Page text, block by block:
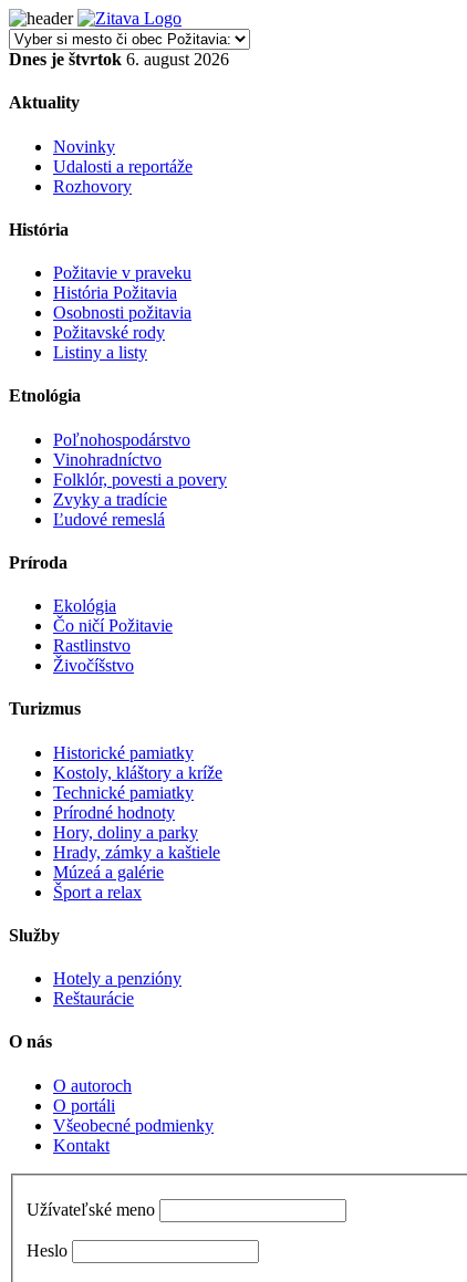
Dnes je štvrtok 6. august 2026
Aktuality
Novinky
Udalosti a reportáže
Rozhovory
História
Požitavie v praveku
História Požitavia
Osobnosti požitavia
Požitavské rody
Listiny a listy
Etnológia
Poľnohospodárstvo
Vinohradníctvo
Folklór, povesti a povery
Zvyky a tradície
Ľudové remeslá
Príroda
Ekológia
Čo ničí Požitavie
Rastlinstvo
Živočíšstvo
Turizmus
Historické pamiatky
Kostoly, kláštory a kríže
Technické pamiatky
Prírodné hodnoty
Hory, doliny a parky
Hrady, zámky a kaštiele
Múzeá a galérie
Šport a relax
Služby
Hotely a penzióny
Reštaurácie
O nás
O autoroch
O portáli
Všeobecné podmienky
Kontakt
Užívateľské meno
Heslo